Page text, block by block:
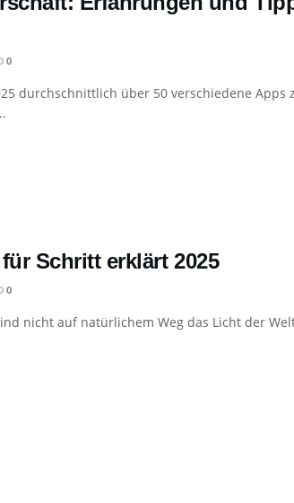
0
durchschnittlich über 50 verschiedene Apps
Schritt erklärt 2025
0
nicht auf natürlichem Weg das Licht der